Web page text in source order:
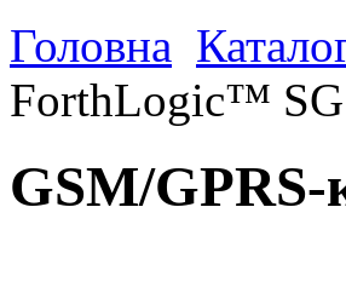
Головна
ForthLogic™ SG
GSM/